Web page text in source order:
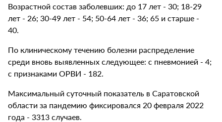
Возрастной состав заболевших: до 17 лет - 30; 18-29
лет - 26; 30-49 лет - 54; 50-64 лет - 36; 65 и старше -
40.
По клиническому течению болезни распределение
среди вновь выявленных следующее: с пневмонией - 4;
с признаками ОРВИ - 182.
Максимальный суточный показатель в Саратовской
области за пандемию фиксировался 20 февраля 2022
года - 3313 случаев.